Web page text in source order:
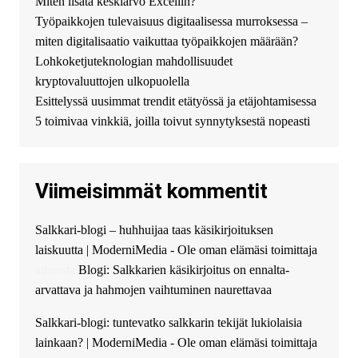
Появился вопрос про срочно
взять деньги? Предлагаем
безопасный источник
финансовой помощи. Вы
можете получить
финансирование в долг без
избыточных вопросов и
документов? Тогда обратитесь
guest_4889 :Cmon Suomi 👏
The Admin: High five! You’ve
successfully installed Simple
Ajax Chat.
Työpaikkojen tulevaisuus digitaalisessa murroksessa –
miten digitalisaatio vaikuttaa työpaikkojen määrään?
Lohkoketjuteknologian mahdollisuudet
kryptovaluuttojen ulkopuolella
Esittelyssä uusimmat trendit etätyössä ja etäjohtamisessa
5 toimivaa vinkkiä, joilla toivut synnytyksestä nopeasti
Viimeisimmät kommentit
Salkkari-blogi – huhhuijaa taas käsikirjoituksen
laiskuutta | ModerniMedia - Ole oman elämäsi toimittaja
Blogi: Salkkarien käsikirjoitus on ennalta-
arvattava ja hahmojen vaihtuminen naurettavaa
Salkkari-blogi: tuntevatko salkkarin tekijät lukiolaisia
lainkaan? | ModerniMedia - Ole oman elämäsi toimittaja